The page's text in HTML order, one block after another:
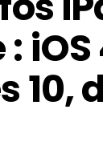
10,